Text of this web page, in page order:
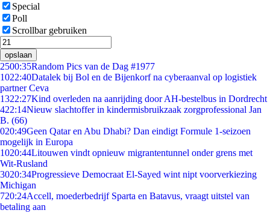
Special
Poll
Scrollbar gebruiken
opslaan
2500:35Random Pics van de Dag #1977
1022:40Datalek bij Bol en de Bijenkorf na cyberaanval op logistiek
partner Ceva
1322:27Kind overleden na aanrijding door AH-bestelbus in Dordrecht
422:14Nieuw slachtoffer in kindermisbruikzaak zorgprofessional Jan
B. (66)
020:49Geen Qatar en Abu Dhabi? Dan eindigt Formule 1-seizoen
mogelijk in Europa
1020:44Litouwen vindt opnieuw migrantentunnel onder grens met
Wit-Rusland
3020:34Progressieve Democraat El-Sayed wint nipt voorverkiezing
Michigan
720:24Accell, moederbedrijf Sparta en Batavus, vraagt uitstel van
betaling aan